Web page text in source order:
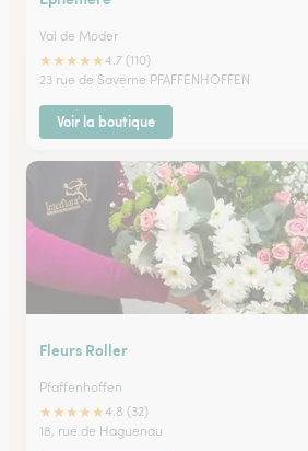
Val de Moder
★★★★★4.7 (110)
23 rue de Saverne PFAFFENHOFFEN
Voir la boutique
Fleurs Roller
Pfaffenhoffen
★★★★★4.8 (32)
18, rue de Haguenau